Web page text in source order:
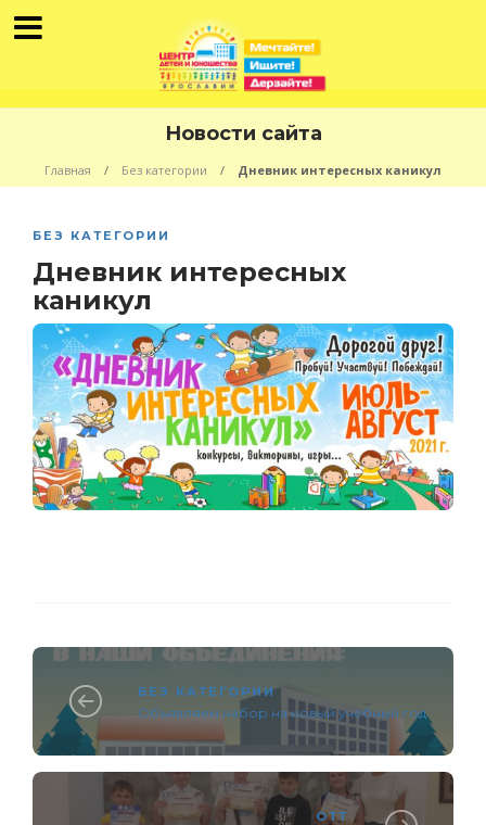
Новости сайта
Главная Без категории Дневник интересных каникул
БЕЗ КАТЕГОРИИ
Дневник интересных
каникул
БЕЗ КАТЕГОРИИ
Объявляем набор на новый учебный год
ОТТ